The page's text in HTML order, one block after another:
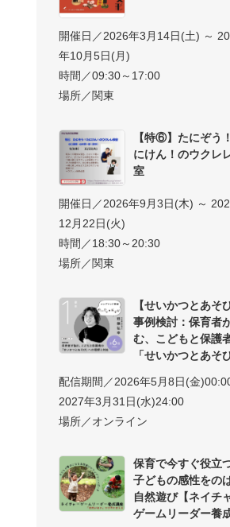
開催日／2026年3月14日(土) ～
年10月5日(月)
時間／09:30～17:00
場所／関東
【特⑥】たにぞう
にけん！のウクレ
室
開催日／2026年9月3日(木) ～
12月22日(火)
時間／18:30～20:30
場所／関東
【せいかつとあそ
事例検討：保育者
む、こどもと保護
「せいかつとあそ
配信期間／2026年5月8日(金
2027年3月31日(水)24:00
場所／オンライン
保育で今すぐ役立
子どもの感性をの
自然遊び【ネイチ
ゲームリーダー養